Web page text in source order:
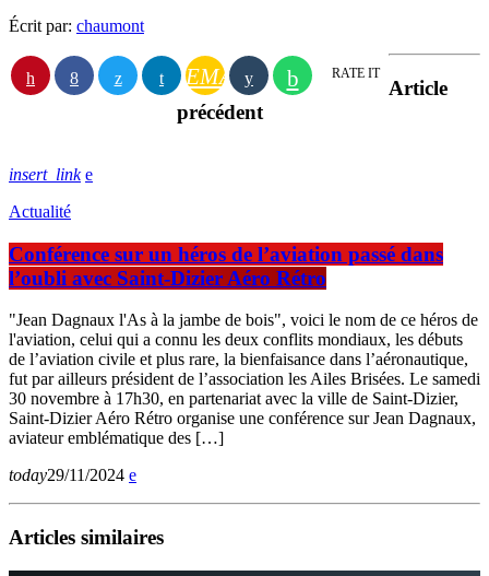
Écrit par: chaumont
EMAIL RATE IT
Article
précédent
insert_link
Actualité
Conférence sur un héros de l’aviation passé dans
l’oubli avec Saint-Dizier Aéro Rétro
"Jean Dagnaux l'As à la jambe de bois", voici le nom de ce héros de
l'aviation, celui qui a connu les deux conflits mondiaux, les débuts
de l’aviation civile et plus rare, la bienfaisance dans l’aéronautique,
fut par ailleurs président de l’association les Ailes Brisées. Le samedi
30 novembre à 17h30, en partenariat avec la ville de Saint-Dizier,
Saint-Dizier Aéro Rétro organise une conférence sur Jean Dagnaux,
aviateur emblématique des […]
today29/11/2024
Articles similaires